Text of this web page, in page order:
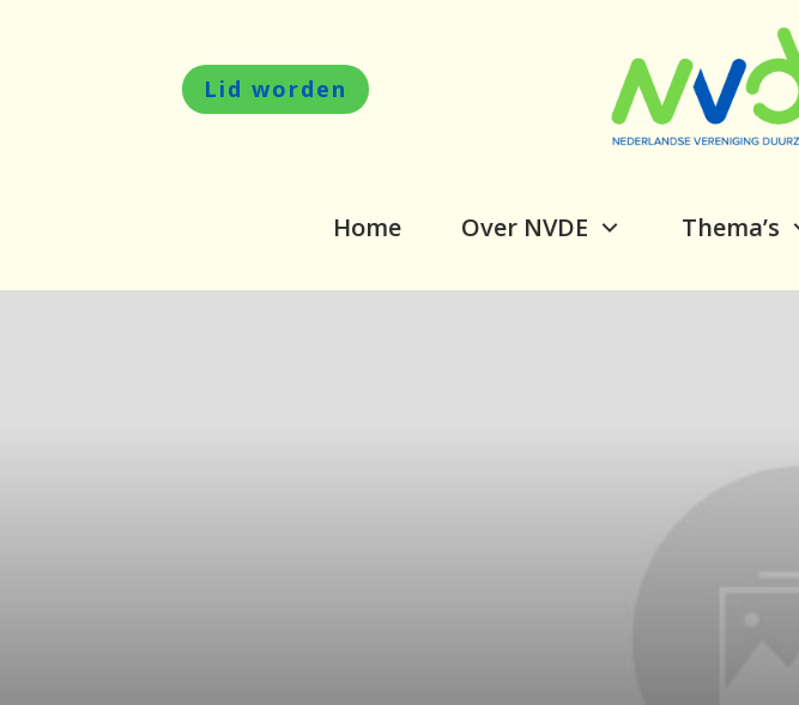
Lid worden
Home Over NVDE Thema’s